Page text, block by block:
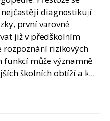
diagnostikují
první varovné
již v předškolním
rozpoznání rizikových
může významně
školních obtíží a k...